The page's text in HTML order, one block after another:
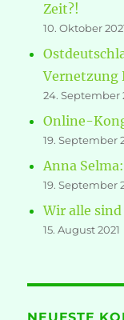
Zeit?!
10. Oktober
Vernetzung
24. September
Online-
19. September
Anna
19. September
Wir alle sind
15. August 2021